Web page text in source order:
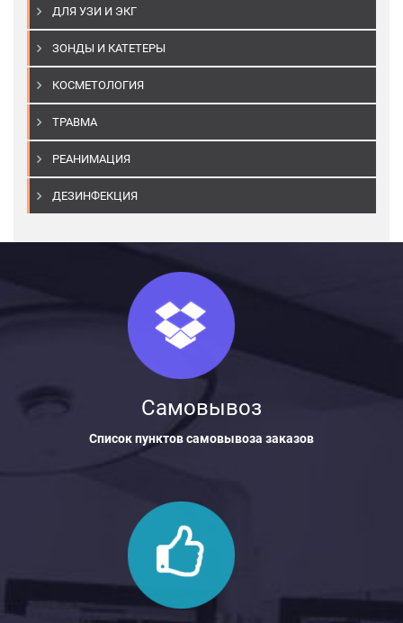
ДЛЯ УЗИ И ЭКГ
ЗОНДЫ И КАТЕТЕРЫ
КОСМЕТОЛОГИЯ
ТРАВМА
РЕАНИМАЦИЯ
ДЕЗИНФЕКЦИЯ
Самовывоз
Список пунктов самовывоза заказов